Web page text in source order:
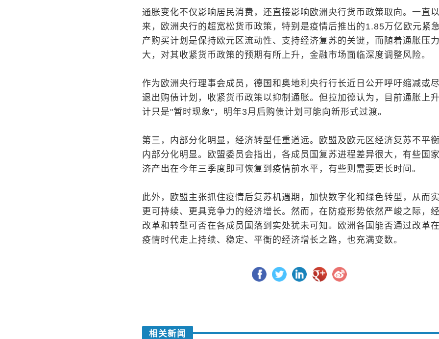
通胀变化不仅影响居民消费，还直接影响欧洲央行货币政策取向。一直
来，欧洲央行的超宽松货币政策，特别是疫情后推出的1.85万亿欧元紧
产购买计划是保持欧元区流动性、支持经济复苏的关键，而随着通胀压
大，对其收紧货币政策的预期有所上升，金融市场面临深度调整风险。
作为欧洲央行理事会成员，德国和奥地利央行行长近日公开呼吁缩减或
退出购债计划，收紧货币政策以抑制通胀。但拉加德认为，目前通胀上
计只是"暂时现象"，明年3月后购债计划可能向新形式过渡。
第三，内部分化明显，经济转型任重道远。欧盟及欧元区经济复苏不平
内部分化明显。欧盟委员会指出，各成员国复苏进程差异很大，有些国
济产出在今年三季度即可恢复到疫情前水平，有些则需要更长时间。
此外，欧盟主张抓住疫情后复苏机遇期，加快数字化和绿色转型，从而
更可持续、更具竞争力的经济增长。然而，在防疫形势依然严峻之际，
改革和转型可否在各成员国落到实处犹未可知。欧洲各国能否通过改革
疫情时代走上持续、稳定、平衡的经济增长之路，也充满变数。
相关新闻